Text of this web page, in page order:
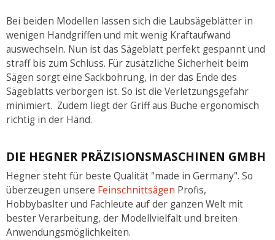
Bei beiden Modellen lassen sich die Laubsägeblätter in
wenigen Handgriffen und mit wenig Kraftaufwand
auswechseln. Nun ist das Sägeblatt perfekt gespannt und
straff bis zum Schluss. Für zusätzliche Sicherheit beim
Sägen sorgt eine Sackbohrung, in der das Ende des
Sägeblatts verborgen ist. So ist die Verletzungsgefahr
minimiert. Zudem liegt der Griff aus Buche ergonomisch
richtig in der Hand.
DIE HEGNER PRÄZISIONSMASCHINEN GMBH
Hegner steht für beste Qualität "made in Germany". So
überzeugen unsere Feinschnittsägen Profis,
Hobbybaslter und Fachleute auf der ganzen Welt mit
bester Verarbeitung, der Modellvielfalt und breiten
Anwendungsmöglichkeiten.